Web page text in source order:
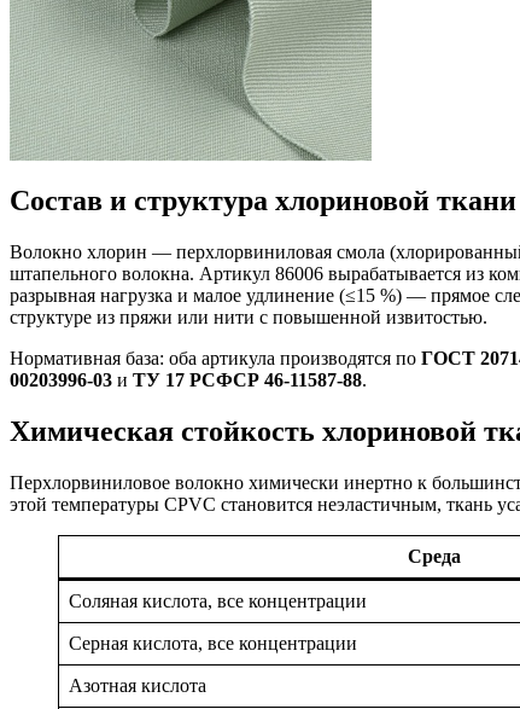
Состав и структура хлориновой ткани
Волокно хлорин — перхлорвиниловая смола
штапельного волокна. Артикул 86006 вырабатывается из
разрывная нагрузка и малое удлинение (≤15 %) — прямое
структуре из пряжи или нити с повышенной извитостью.
Нормативная база: оба артикула производятся по ГОСТ
00203996-03 и ТУ 17 РСФСР 46-11587-88.
Химическая стойкость хлориновой
Перхлорвиниловое волокно химически инертно к
этой температуры CPVC становится неэластичным, ткань
Среда
Соляная кислота, все концентрации
Серная кислота, все концентрации
Азотная кислота